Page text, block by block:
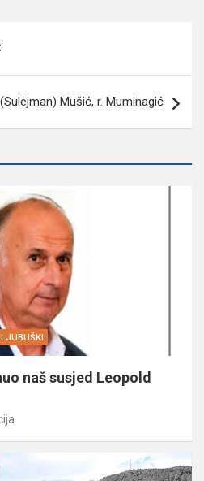
Mušić, r. Muminagić
LJUBUŠKI
naš susjed Leopold